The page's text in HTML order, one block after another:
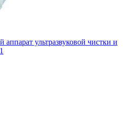
ультразвуковой чистки и